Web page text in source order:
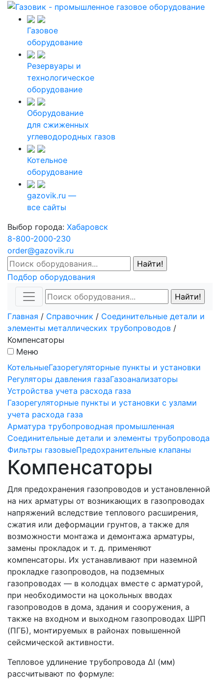
Газовое
оборудование
Резервуары и
технологическое
оборудование
Оборудование
для сжиженных
углеводородных газов
Котельное
оборудование
gazovik.ru —
все сайты
Выбор города: Хабаровск
8-800-2000-230
order@gazovik.ru
Подбор оборудования
Главная / Справочник / Соединительные детали и
элементы металлических трубопроводов /
Компенсаторы
Меню
КотельныеГазорегуляторные пункты и установки
Регуляторы давления газаГазоанализаторы
Устройства учета расхода газа
Газорегуляторные пункты и установки с узлами
учета расхода газа
Арматура трубопроводная промышленная
Соединительные детали и элементы трубопровода
Фильтры газовыеПредохранительные клапаны
Компенсаторы
Для предохранения газопроводов и установленной
на них арматуры от возникающих в газопроводах
напряжений вследствие теплового расширения,
сжатия или деформации грунтов, а также для
возможности монтажа и демонтажа арматуры,
замены прокладок и т. д. применяют
компенсаторы. Их устанавливают при наземной
прокладке газопроводов, на подземных
газопроводах — в колодцах вместе с арматурой,
при необходимости на цокольных вводах
газопроводов в дома, здания и сооружения, а
также на входном и выходном газопроводах ШРП
(ПГБ), монтируемых в районах повышенной
сейсмической активности.
Тепловое удлинение трубопровода Δl (мм)
рассчитывают по формуле: